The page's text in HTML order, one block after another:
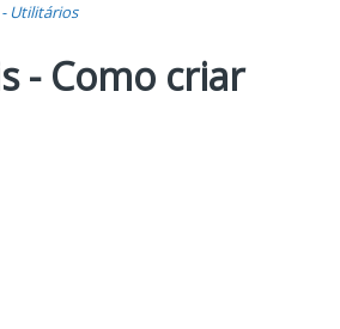
Utilitários
- Como criar